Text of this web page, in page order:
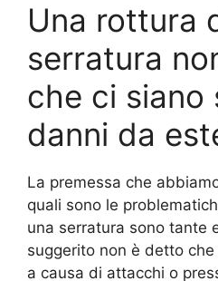
Una rottura
serratura
che ci siano
danni da
La premessa che
quali sono le
una serratura sono tante
suggerito non è detto
a causa di attacchi o